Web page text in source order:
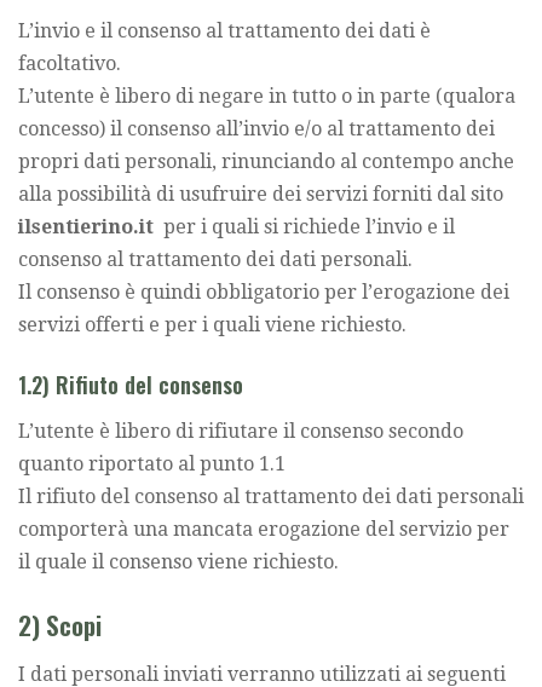
L’invio e il consenso al trattamento dei dati è
facoltativo.
L’utente è libero di negare in tutto o in parte (qualora
concesso) il consenso all’invio e/o al trattamento dei
propri dati personali, rinunciando al contempo anche
alla possibilità di usufruire dei servizi forniti dal sito
ilsentierino.it per i quali si richiede l’invio e il
consenso al trattamento dei dati personali.
Il consenso è quindi obbligatorio per l’erogazione dei
servizi offerti e per i quali viene richiesto.
1.2) Rifiuto del consenso
L’utente è libero di rifiutare il consenso secondo
quanto riportato al punto 1.1
Il rifiuto del consenso al trattamento dei dati personali
comporterà una mancata erogazione del servizio per
il quale il consenso viene richiesto.
2) Scopi
I dati personali inviati verranno utilizzati ai seguenti